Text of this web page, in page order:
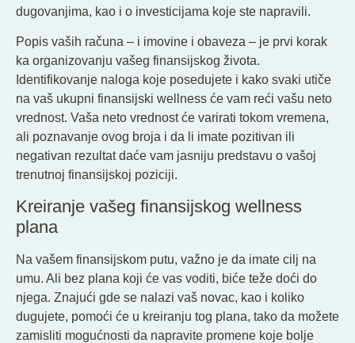
dugovanjima, kao i o investicijama koje ste napravili.
Popis vaših računa – i imovine i obaveza – je prvi korak
ka organizovanju vašeg finansijskog života.
Identifikovanje naloga koje posedujete i kako svaki utiče
na vaš ukupni finansijski wellness će vam reći vašu neto
vrednost. Vaša neto vrednost će varirati tokom vremena,
ali poznavanje ovog broja i da li imate pozitivan ili
negativan rezultat daće vam jasniju predstavu o vašoj
trenutnoj finansijskoj poziciji.
Kreiranje vašeg finansijskog wellness
plana
Na vašem finansijskom putu, važno je da imate cilj na
umu. Ali bez plana koji će vas voditi, biće teže doći do
njega. Znajući gde se nalazi vaš novac, kao i koliko
dugujete, pomoći će u kreiranju tog plana, tako da možete
zamisliti mogućnosti da napravite promene koje bolje